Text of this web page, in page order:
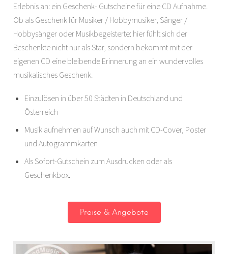
Erlebnis an: ein Geschenk- Gutscheine für eine CD Aufnahme.
Ob als Geschenk für Musiker / Hobbymusiker, Sänger /
Hobbysänger oder Musikbegeisterte: hier fühlt sich der
Beschenkte nicht nur als Star, sondern bekommt mit der
eigenen CD eine bleibende Erinnerung an ein wundervolles
musikalisches Geschenk.
Einzulösen in über 50 Städten in Deutschland und
Österreich
Musik aufnehmen auf Wunsch auch mit CD-Cover, Poster
und Autogrammkarten
Als Sofort-Gutschein zum Ausdrucken oder als
Geschenkbox.